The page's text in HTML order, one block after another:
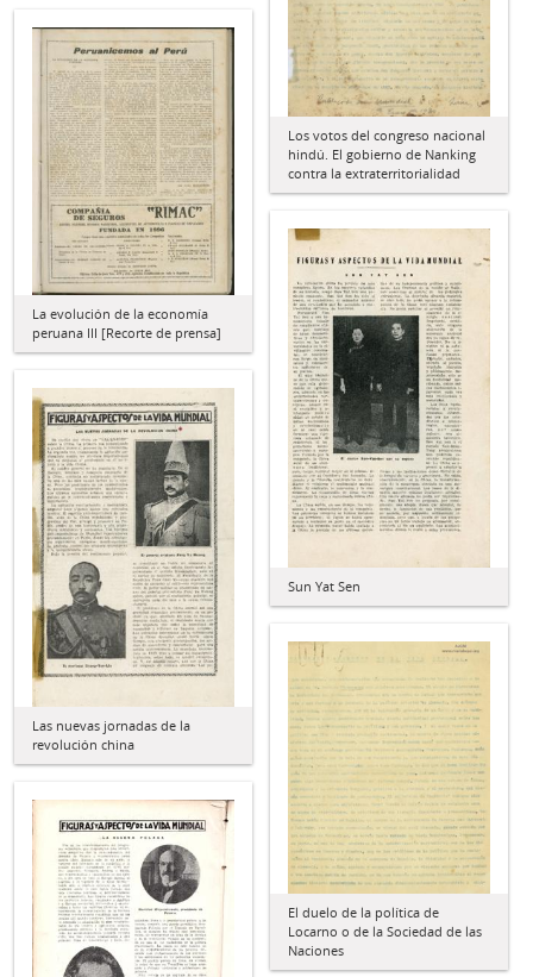
Los votos del congreso nacional
hindú. El gobierno de Nanking
contra la extraterritorialidad
La evolución de la economía
peruana III [Recorte de prensa]
Sun Yat Sen
Las nuevas jornadas de la
revolución china
El duelo de la política de
Locarno o de la Sociedad de las
Naciones